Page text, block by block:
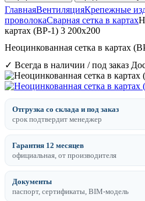
ГлавнаяВентиляцияКрепежные
проволокаСварная сетка в картах
картах (ВР-1) 3 200x200
Неоцинкованная сетка в картах
✓ Всегда в наличии / под заказ
Отгрузка со склада и под заказ
срок подтвердит менеджер
Гарантия 12 месяцев
официальная, от производителя
Документы
паспорт, сертификаты, BIM-модель